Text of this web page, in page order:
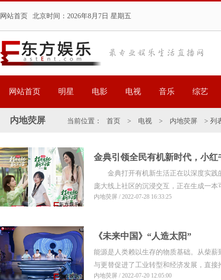
网站首页 北京时间： 2026年8月7日 星期五
网站首页 明星 电影 电视 音乐 综艺
内地荧屏 当前位置： 首页 > 电视 > 内地荧屏 > 列
金典引领全民有机新时代，小
金典打开有机新生活正在以深度实践
庞大线上社区的沉浸交互，正在生成一本
内地荧屏 / 2022-07-28 16:33:25
《未来中国》“人造太阳”
能源是人类赖以生存的物质基础。从柴
与更替促进了工业转型和经济发展，直接
内地荧屏 / 2022-07-20 12:05:00